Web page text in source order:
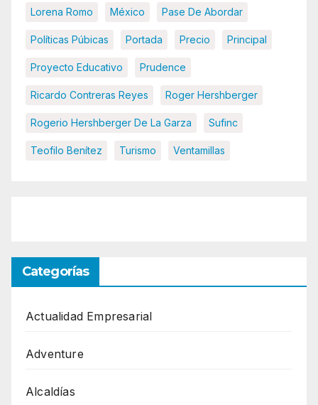
Lorena Romo México Pase De Abordar
Políticas Púbicas Portada Precio Principal
Proyecto Educativo Prudence
Ricardo Contreras Reyes Roger Hershberger
Rogerio Hershberger De La Garza Sufinc
Teofilo Benítez Turismo Ventamillas
Categorías
Actualidad Empresarial
Adventure
Alcaldías